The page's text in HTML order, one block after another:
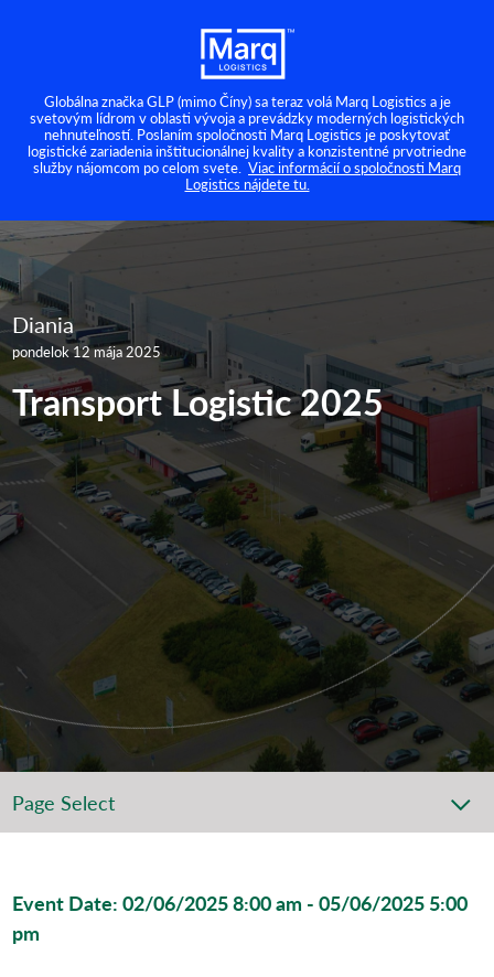
Globálna značka GLP (mimo Číny) sa teraz volá Marq Logistics a je
svetovým lídrom v oblasti vývoja a prevádzky moderných logistických
nehnuteľností. Poslaním spoločnosti Marq Logistics je poskytovať
logistické zariadenia inštitucionálnej kvality a konzistentné prvotriedne
služby nájomcom po celom svete. Viac informácií o spoločnosti Marq
Logistics nájdete tu.
Diania
pondelok 12 mája 2025
Transport Logistic 2025
Page Select
Event Date: 02/06/2025 8:00 am - 05/06/2025 5:00
pm